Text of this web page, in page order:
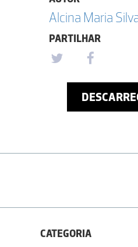
Alcina Maria
PARTILHAR
CATEGORIA